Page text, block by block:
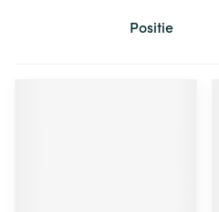
Sorteer op: